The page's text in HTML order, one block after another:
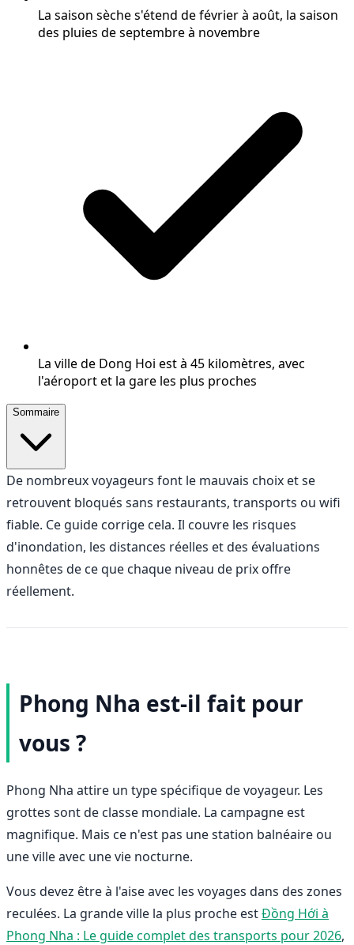
La saison sèche s'étend de février à août, la saison
des pluies de septembre à novembre
La ville de Dong Hoi est à 45 kilomètres, avec
l'aéroport et la gare les plus proches
Sommaire
De nombreux voyageurs font le mauvais choix et se
retrouvent bloqués sans restaurants, transports ou wifi
fiable. Ce guide corrige cela. Il couvre les risques
d'inondation, les distances réelles et des évaluations
honnêtes de ce que chaque niveau de prix offre
réellement.
Phong Nha est-il fait pour
vous ?
Phong Nha attire un type spécifique de voyageur. Les
grottes sont de classe mondiale. La campagne est
magnifique. Mais ce n'est pas une station balnéaire ou
une ville avec une vie nocturne.
Vous devez être à l'aise avec les voyages dans des zones
reculées. La grande ville la plus proche estĐồng Hới à
Phong Nha : Le guide complet des transports pour 2026,